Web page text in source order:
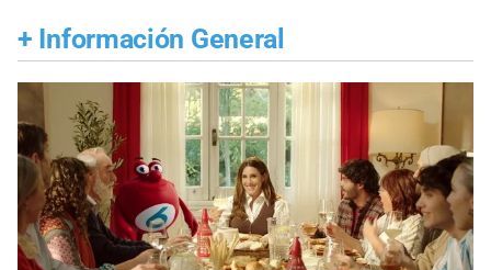
+ Información General